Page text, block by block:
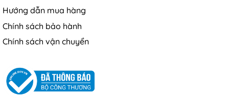
Hướng dẫn mua hàng
Chính sách bảo hành
Chính sách vận chuyển